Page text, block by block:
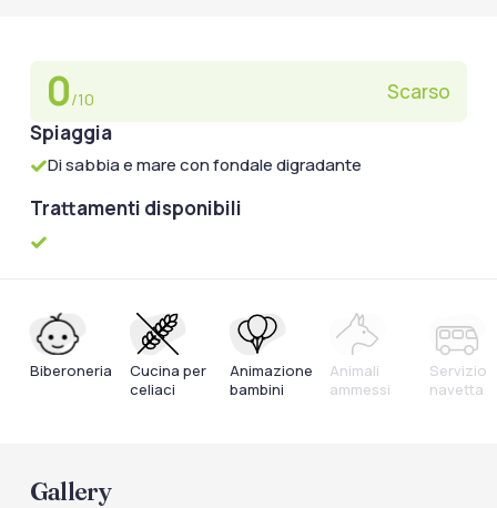
0/10
Scarso
Spiaggia
Di sabbia e mare con fondale digradante
Trattamenti disponibili
Biberoneria
Cucina per
celiaci
Animazione
bambini
Animali
ammessi
Servizio
navetta
Gallery